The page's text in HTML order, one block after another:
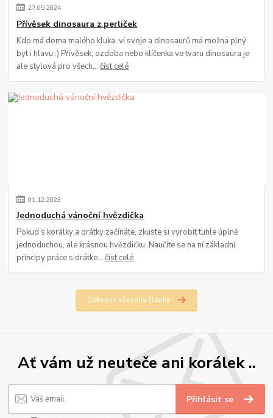
27.05.2024
Přívěsek dinosaura z perliček
Kdo má doma malého kluka, ví svoje a dinosaurů má možná plný
byt i hlavu :) Přívěsek, ozdoba nebo klíčenka ve tvaru dinosaura je
ale stylová pro všech...číst celé
01.12.2023
Jednoduchá vánoční hvězdička
Pokud s korálky a drátky začínáte, zkuste si vyrobit tuhle úplně
jednoduchou, ale krásnou hvězdičku. Naučíte se na ní základní
principy práce s drátke...číst celé
Zobrazit všechny články
Ať vám už neuteče ani korálek ..
Přihlásit se